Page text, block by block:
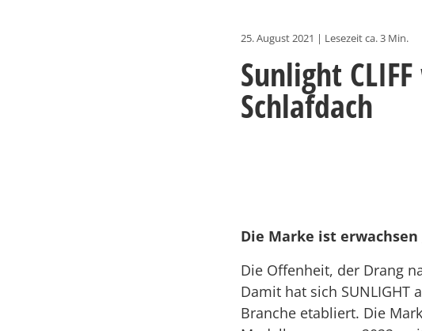
25. August 2021 | Lesezeit ca. 3 Min.
Sunlight
Schlafdach
Die Marke ist
Die Offenheit, der Drang
Damit hat sich
Branche etabliert. Die